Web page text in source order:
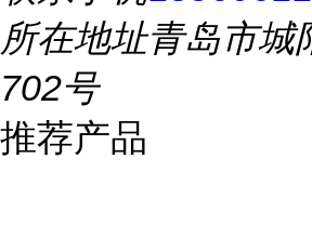
所在地址青岛市城
702号
推荐产品